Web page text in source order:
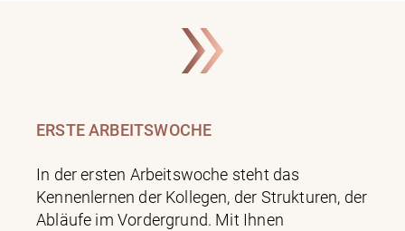
ERSTE ARBEITSWOCHE
In der ersten Arbeitswoche steht das
Kennenlernen der Kollegen, der Strukturen, der
Abläufe im Vordergrund. Mit Ihnen